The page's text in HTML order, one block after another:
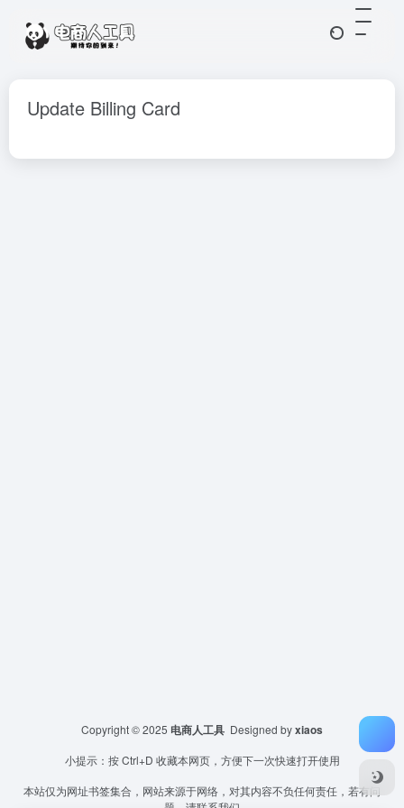
Update Billing Card
Copyright © 2025 电商人工具 Designed byxiaos
小提示：按 Ctrl+D 收藏本网页，方便下一次快速打开使用
本站仅为网址书签集合，网站来源于网络，对其内容不负任何责任，若有问